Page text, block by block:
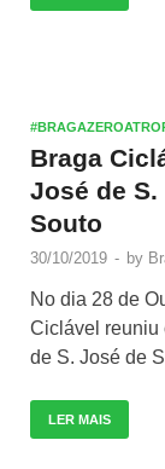
Braga
José de S.
Souto
30/10/2019 - by
No dia 28 de
Ciclável reuniu
de S. José de
LER MAIS